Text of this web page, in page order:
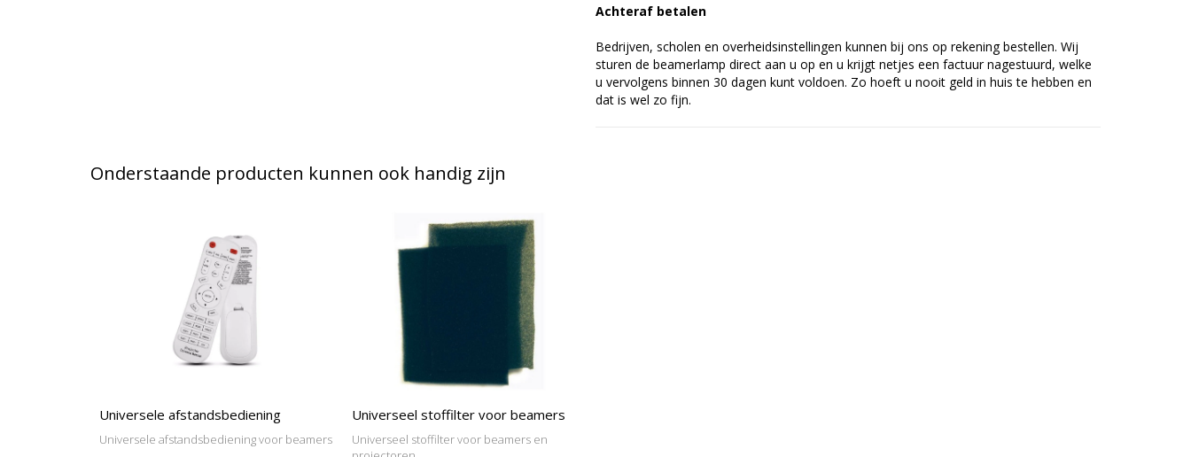
Achteraf betalen
Bedrijven, scholen en overheidsinstellingen kunnen bij ons op rekening bestellen. Wij
sturen de beamerlamp direct aan u op en u krijgt netjes een factuur nagestuurd, welke
u vervolgens binnen 30 dagen kunt voldoen. Zo hoeft u nooit geld in huis te hebben en
dat is wel zo fijn.
Onderstaande producten kunnen ook handig zijn
Universele afstandsbediening
Universele afstandsbediening voor beamers
Universeel stoffilter voor beamers
Universeel stoffilter voor beamers en